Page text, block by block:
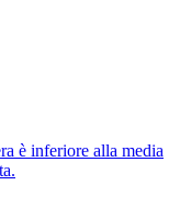
è inferiore alla media